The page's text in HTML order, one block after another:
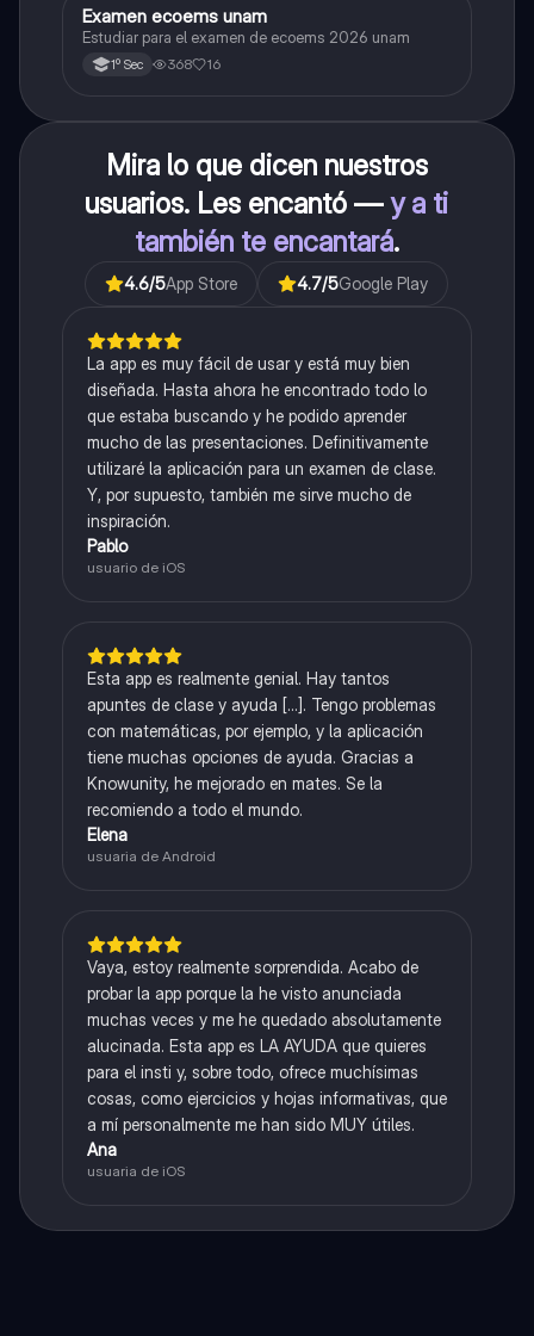
Español
Examen ecoems unam
Estudiar para el examen de ecoems 2026 unam
1º Sec 368 16
Mira lo que dicen nuestros
usuarios. Les encantó —y a ti
también te encantará.
4.6/5App Store 4.7/5Google Play
La app es muy fácil de usar y está muy bien
diseñada. Hasta ahora he encontrado todo lo
que estaba buscando y he podido aprender
mucho de las presentaciones. Definitivamente
utilizaré la aplicación para un examen de clase.
Y, por supuesto, también me sirve mucho de
inspiración.
Pablo
usuario de iOS
Esta app es realmente genial. Hay tantos
apuntes de clase y ayuda [...]. Tengo problemas
con matemáticas, por ejemplo, y la aplicación
tiene muchas opciones de ayuda. Gracias a
Knowunity, he mejorado en mates. Se la
recomiendo a todo el mundo.
Elena
usuaria de Android
Vaya, estoy realmente sorprendida. Acabo de
probar la app porque la he visto anunciada
muchas veces y me he quedado absolutamente
alucinada. Esta app es LA AYUDA que quieres
para el insti y, sobre todo, ofrece muchísimas
cosas, como ejercicios y hojas informativas, que
a mí personalmente me han sido MUY útiles.
Ana
usuaria de iOS